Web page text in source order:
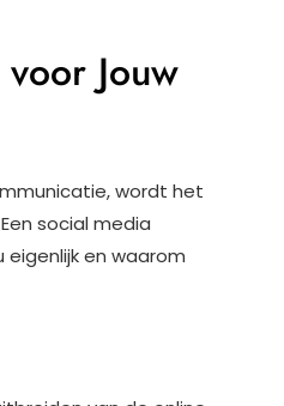
Jouw
wordt het
social media
eigenlijk en waarom